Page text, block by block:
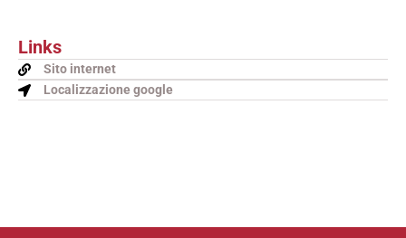
Links
Sito internet
Localizzazione google